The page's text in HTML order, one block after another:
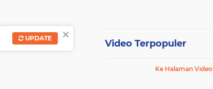
Video Terpopuler
Ke Halaman Video
×
UPDATE